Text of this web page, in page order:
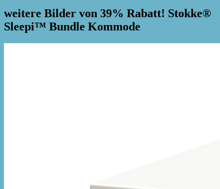
weitere Bilder von 39% Rabatt! Stokke®
Sleepi™ Bundle Kommode